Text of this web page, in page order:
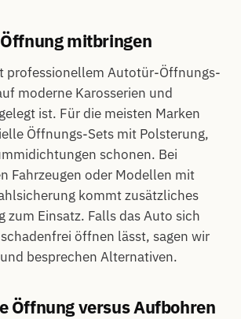
mitbringen
professionellem Autotür-Öffnungs-
moderne Karosserien und
ist. Für die meisten Marken
Öffnungs-Sets mit Polsterung,
schonen. Bei
Fahrzeugen oder Modellen mit
kommt zusätzliches
zum Einsatz. Falls das Auto sich
öffnen lässt, sagen wir
besprechen Alternativen.
Öffnung versus Aufbohren